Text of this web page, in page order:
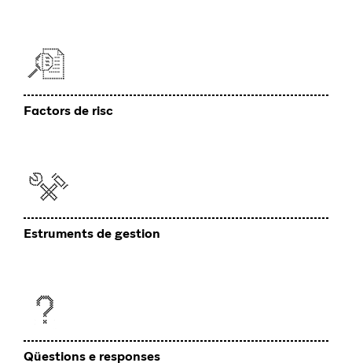
Factors de risc
Estruments de gestion
Qüestions e responses